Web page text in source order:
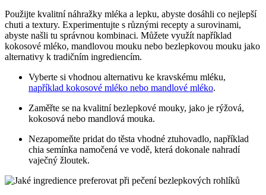
Použijte kvalitní náhražky mléka a lepku, abyste dosáhli ​co nejlepší​
chuti a textury. Experimentujte s různými recepty a surovinami,
abyste ⁤našli tu správnou kombinaci. Můžete využít ‍například
kokosové mléko, mandlovou mouku nebo⁣ bezlepkovou ​mouku ⁢jako
alternativy k tradičním ingrediencím.
Vyberte si vhodnou alternativu ke kravskému mléku,
například kokosové mléko nebo mandlové mléko.
Zaměřte se na kvalitní‌ bezlepkové mouky, jako je rýžová,
kokosová nebo mandlová ⁢mouka.
Nezapomeňte pridat do těsta vhodné ztuhovadlo, například
⁢chia⁤ semínka namočená ve‍ vodě, ‍která dokonale nahradí
vaječný žloutek.